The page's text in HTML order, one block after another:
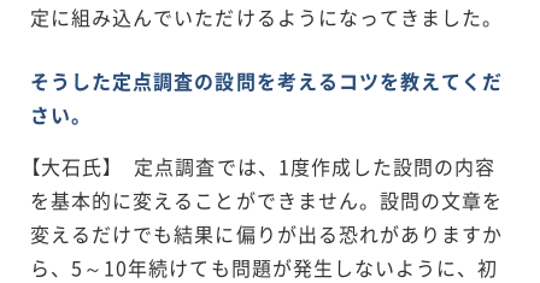
定に組み込んでいただけるようになってきました。
そうした定点調査の設問を考えるコツを教えてくだ
さい。
【大石氏】 定点調査では、1度作成した設問の内容
を基本的に変えることができません。設問の文章を
変えるだけでも結果に偏りが出る恐れがありますか
ら、5～10年続けても問題が発生しないように、初